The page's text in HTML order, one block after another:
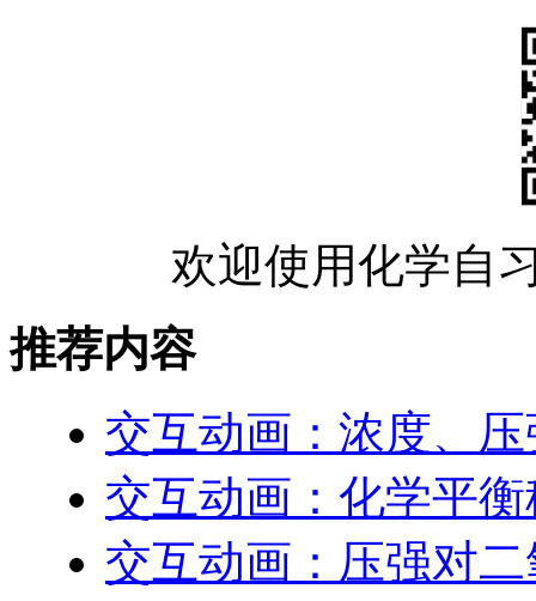
欢迎使用化学自
推荐内容
交互动画：浓度、
交互动画：化学平
交互动画：压强对